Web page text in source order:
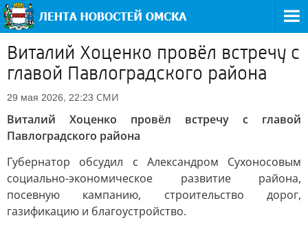
Виталий Хоценко провёл встречу с
главой Павлоградского района
29 мая 2026, 22:23 СМИ
Виталий Хоценко провёл встречу с главой
Павлоградского района
Губернатор обсудил с Александром Сухоносовым
социально-экономическое развитие района,
посевную кампанию, строительство дорог,
газификацию и благоустройство.